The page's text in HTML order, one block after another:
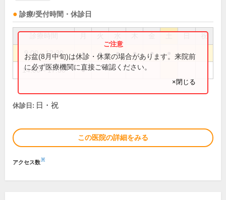
診療/受付時間・休診日
祝
9:00～12:30 ● ● ● ● ●
14:00～17:30 ●
お盆(8月中旬)は休診・休業の場合があります。来院前
に必ず医療機関に直接ご確認ください。
×閉じる
休診日: 日・祝
この医院の詳細をみる
アクセス数※